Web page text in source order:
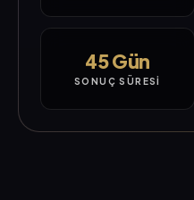
45 Gün
SONUÇ SÜRESI